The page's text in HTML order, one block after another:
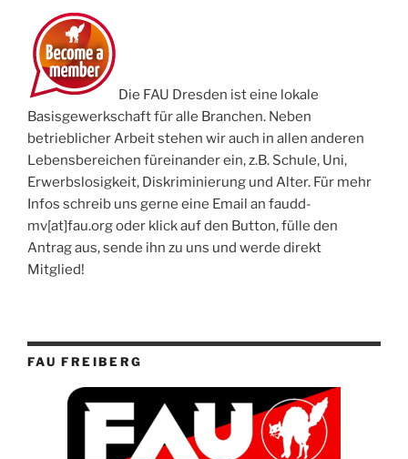
Die FAU Dresden ist eine lokale
Basisgewerkschaft für alle Branchen. Neben
betrieblicher Arbeit stehen wir auch in allen anderen
Lebensbereichen füreinander ein, z.B. Schule, Uni,
Erwerbslosigkeit, Diskriminierung und Alter. Für mehr
Infos schreib uns gerne eine Email an faudd-
mv[at]fau.org oder klick auf den Button, fülle den
Antrag aus, sende ihn zu uns und werde direkt
Mitglied!
FAU FREIBERG